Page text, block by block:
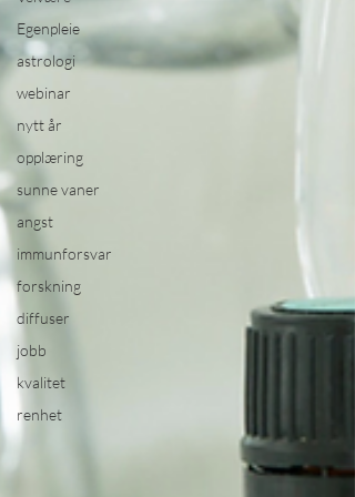
Egenpleie
astrologi
webinar
nytt år
opplæring
sunne vaner
angst
immunforsvar
forskning
diffuser
jobb
kvalitet
renhet